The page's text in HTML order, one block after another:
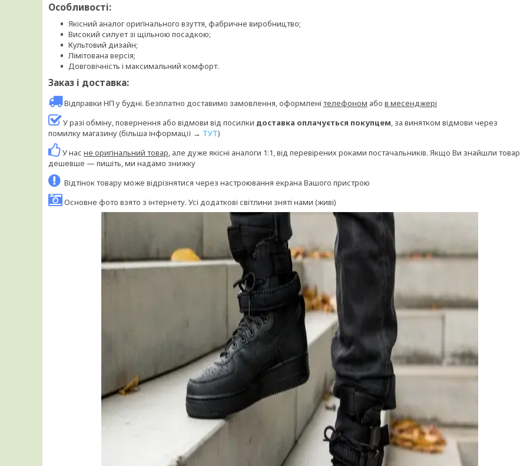
Особливості:
Якісний аналог оригінального взуття, фабричне виробництво;
Високий силует зі щільною посадкою;
Культовий дизайн;
Лімітована версія;
Довговічність і максимальний комфорт.
Заказ і доставка:
Відправки НП у будні. Безплатно доставимо замовлення, оформлені телефоном або в месенджері
У разі обміну, повернення або відмови від посилки доставка оплачується покупцем, за винятком відмови через
помилку магазину (більша інформації → ТУТ)
У нас не оригінальний товар, але дуже якісні аналоги 1:1, від перевірених роками постачальників. Якщо Ви знайшли товар
дешевше — пишіть, ми надамо знижку
Відтінок товару може відрізнятися через настроювання екрана Вашого пристрою
Основне фото взято з інтернету. Усі додаткові світлини зняті нами (живі)